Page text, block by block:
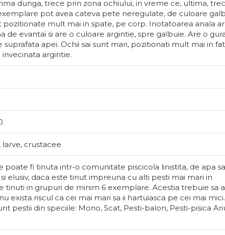
dunga, trece prin zona ochiului, in vreme ce, ultima,
pot avea cateva pete neregulate, de culoare
pozitionate mult mai in spate, pe corp. Inotatoarea anala
de evantai si are o culoare argintie, spre galbuie. Are o
apei. Ochii sai sunt mari, pozitionati mult mai in
argintie.
larve, crustacee
poate fi tinuta intr-o comunitate piscicola linistita, de apa
elusiv, daca este tinut impreuna cu alti pesti mai mari in
tinuti in grupuri de minim 6 exemplare. Acestia trebuie sa
exista riscul ca cei mai mari sa ii hartuiasca pe cei mai mici.
pestii din speciile: Mono, Scat, Pesti-balon, Pesti-pisica